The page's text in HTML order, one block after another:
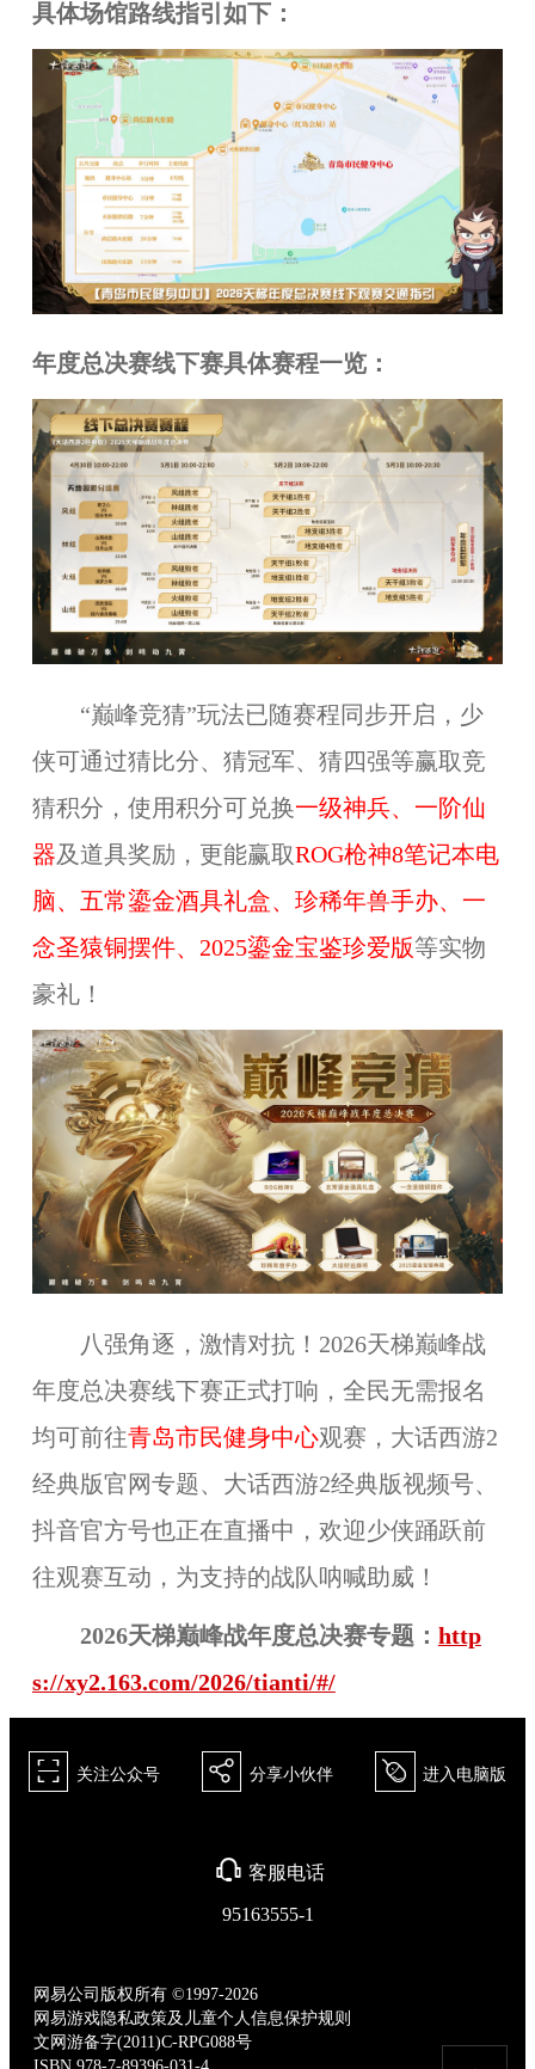
具体场馆路线指引如下：
年度总决赛线下赛具体赛程一览：
“巅峰竞猜”玩法已随赛程同步开启，少
侠可通过猜比分、猜冠军、猜四强等赢取竞
猜积分，使用积分可兑换一级神兵、一阶仙
器及道具奖励，更能赢取ROG枪神8笔记本电
脑、五常鎏金酒具礼盒、珍稀年兽手办、一
念圣猿铜摆件、2025鎏金宝鉴珍爱版等实物
豪礼！
八强角逐，激情对抗！2026天梯巅峰战
年度总决赛线下赛正式打响，全民无需报名
均可前往青岛市民健身中心观赛，大话西游2
经典版官网专题、大话西游2经典版视频号、
抖音官方号也正在直播中，欢迎少侠踊跃前
往观赛互动，为支持的战队呐喊助威！
2026天梯巅峰战年度总决赛专题： http
s://xy2.163.com/2026/tianti/#/
򰀁 关注公众号 򰀂 分享小伙伴 򰀄 进入电脑版
򰀃 客服电话
95163555-1
网易公司版权所有 ©1997-2026
网易游戏隐私政策及儿童个人信息保护规则
文网游备字(2011)C-RPG088号